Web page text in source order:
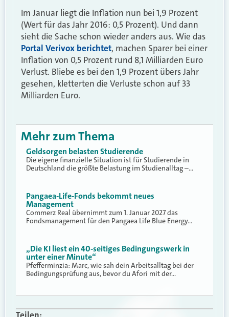
Im Januar liegt die Inflation nun bei 1,9 Prozent
(Wert für das Jahr 2016: 0,5 Prozent). Und dann
sieht die Sache schon wieder anders aus. Wie das
Portal Verivox berichtet, machen Sparer bei einer
Inflation von 0,5 Prozent rund 8,1 Milliarden Euro
Verlust. Bliebe es bei den 1,9 Prozent übers Jahr
gesehen, kletterten die Verluste schon auf 33
Milliarden Euro.
Mehr zum Thema
Geldsorgen belasten Studierende
Die eigene finanzielle Situation ist für Studierende in
Deutschland die größte Belastung im Studienalltag –…
Pangaea-Life-Fonds bekommt neues
Management
Commerz Real übernimmt zum 1. Januar 2027 das
Fondsmanagement für den Pangaea Life Blue Energy…
„Die KI liest ein 40-seitiges Bedingungswerk in
unter einer Minute“
Pfefferminzia: Marc, wie sah dein Arbeitsalltag bei der
Bedingungsprüfung aus, bevor du Afori mit der…